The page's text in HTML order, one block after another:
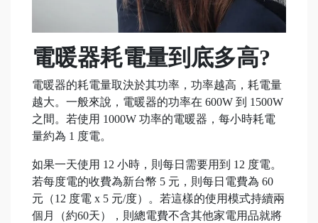
電暖器耗電量到底多高?
電暖器的耗電量取決於其功率，功率越高，耗電量
越大。一般來說，電暖器的功率在 600W 到 1500W
之間。若使用 1000W 功率的電暖器，每小時耗電
量約為 1 度電。
如果一天使用 12 小時，則每日需要用到 12 度電。
若每度電的收費為新台幣 5 元，則每日電費為 60
元（12 度電 x 5 元/度）。若這樣的使用模式持續兩
個月（約60天），則總電費不含其他家電用品就將